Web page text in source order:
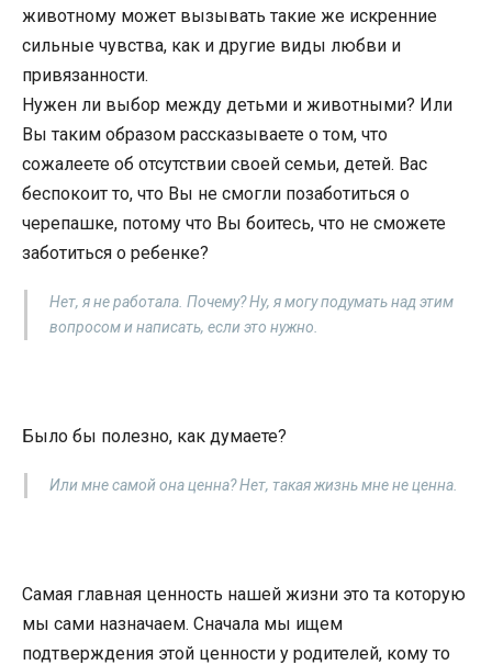
животному может вызывать такие же искренние
сильные чувства, как и другие виды любви и
привязанности.
Нужен ли выбор между детьми и животными? Или
Вы таким образом рассказываете о том, что
сожалеете об отсутствии своей семьи, детей. Вас
беспокоит то, что Вы не смогли позаботиться о
черепашке, потому что Вы боитесь, что не сможете
заботиться о ребенке?
Нет, я не работала. Почему? Ну, я могу подумать над этим
вопросом и написать, если это нужно.
Было бы полезно, как думаете?
Или мне самой она ценна? Нет, такая жизнь мне не ценна.
Самая главная ценность нашей жизни это та которую
мы сами назначаем. Сначала мы ищем
подтверждения этой ценности у родителей, кому то